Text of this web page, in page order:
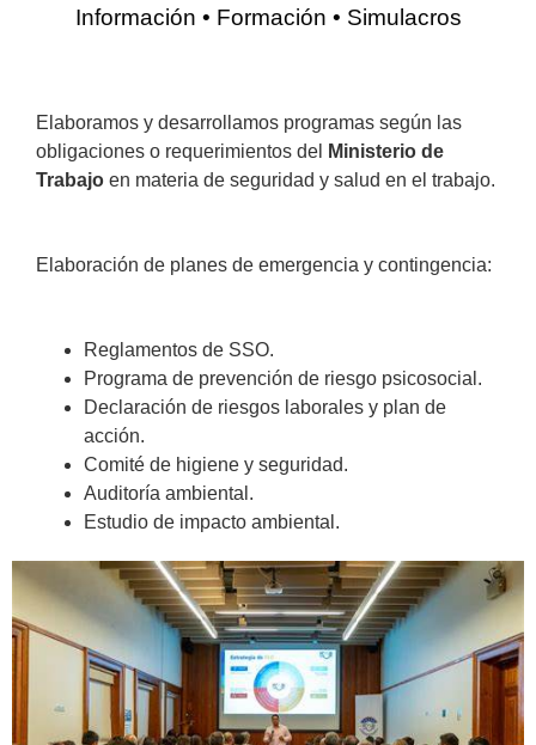
Información • Formación • Simulacros
Elaboramos y desarrollamos programas según las
obligaciones o requerimientos del
Ministerio de
Trabajo en materia de seguridad y salud en el trabajo.
Elaboración de planes de emergencia y contingencia:
Reglamentos de SSO.
Programa de prevención de riesgo psicosocial.
Declaración de riesgos laborales y plan de
acción.
Comité de higiene y seguridad.
Auditoría ambiental.
Estudio de impacto ambiental.